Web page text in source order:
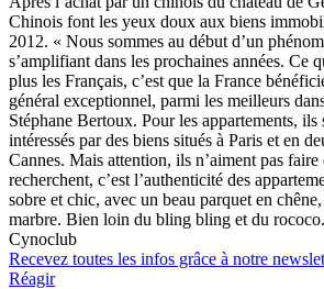
Chinois font les yeux doux aux biens
2012. « Nous sommes au début d’un
s’amplifiant dans les prochaines années. Ce
plus les Français, c’est que la France
général exceptionnel, parmi les meilleurs
Stéphane Bertoux. Pour les appartements, ils
intéressés par des biens situés à Paris et en
Cannes. Mais attention, ils n’aiment pas
recherchent, c’est l’authenticité des
sobre et chic, avec un beau parquet en
marbre. Bien loin du bling bling et du
Cynoclub
Recevez toutes les infos grâce à notre
Réagir